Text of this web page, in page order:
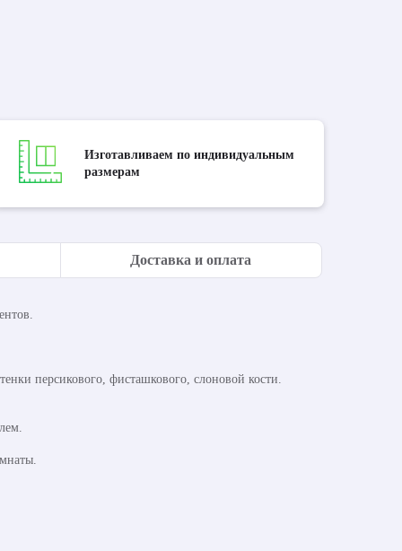
Изготавливаем по индивидуальным
размерам
Доставка и оплата
персикового, фисташкового, слоновой кости.